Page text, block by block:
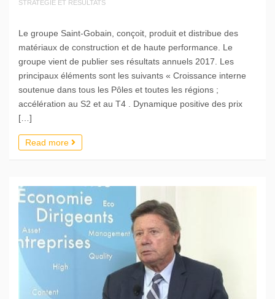
STRATEGIE ET RÉSULTATS
Le groupe Saint-Gobain, conçoit, produit et distribue des
matériaux de construction et de haute performance. Le
groupe vient de publier ses résultats annuels 2017. Les
principaux éléments sont les suivants « Croissance interne
soutenue dans tous les Pôles et toutes les régions ;
accélération au S2 et au T4 . Dynamique positive des prix
[…]
Read more